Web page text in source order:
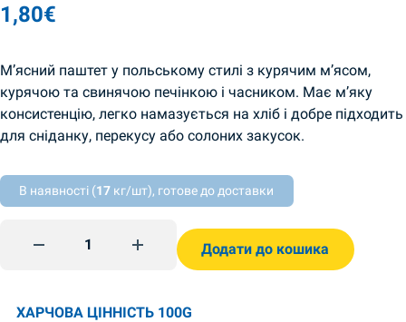
1,80€
М’ясний паштет у польському стилі з курячим м’ясом,
курячою та свинячою печінкою і часником. Має м’яку
консистенцію, легко намазується на хліб і добре підходить
для сніданку, перекусу або солоних закусок.
В наявності (17 кг/шт), готове до доставки
Курячий паштет з часником 131г Profi quantity
Додати до кошика
ХАРЧОВА ЦІННІСТЬ 100G